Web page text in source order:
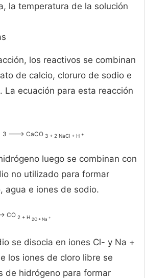
la temperatura de la solución
los reactivos se combinan
de calcio, cloruro de sodio e
La ecuación para esta reacción
3 ---> CaCO 3 + 2 NaCl + H +
luego se combinan con
no utilizado para formar
agua e iones de sodio.
CO 2 + H 2O + Na +
se disocia en iones Cl- y Na +
los iones de cloro libre se
de hidrógeno para formar